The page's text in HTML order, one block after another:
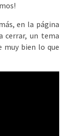
en la página
cerrar, un tema
muy bien lo que